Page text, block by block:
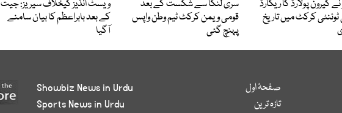
کیرون پولارڈ کا ریکارڈ
ٹوئنٹی کرکٹ میں تاریخ
سری لنکا سے شکست کے بعد
قومی ویمن کرکٹ ٹیم وطن واپس
پہنچ گئی
ویسٹ انڈیز کیخلاف سیریز: جیت
کے بعد بابراعظم کا بیان سامنے
آگیا
صفحۂ اول
تازہ ترین
Showbiz News in Urdu
Sports News in Urdu